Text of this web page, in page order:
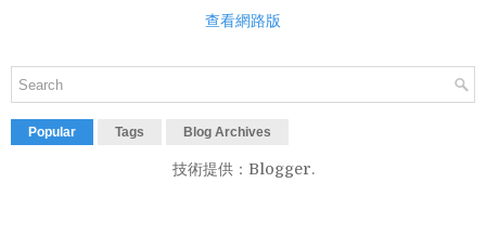
查看網路版
Popular Tags Blog Archives
技術提供： Blogger.